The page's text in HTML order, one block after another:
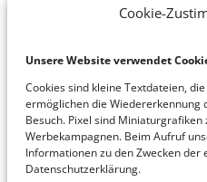
Cookie-
Unsere Website verwendet
Cookies sind kleine Textdateien,
ermöglichen die Wiedererkennung
Besuch. Pixel sind
Werbekampagnen. Beim Aufruf
Informationen zu den Zwecken der
Datenschutzerklärung.
Deutschland
T +49 6207 4284